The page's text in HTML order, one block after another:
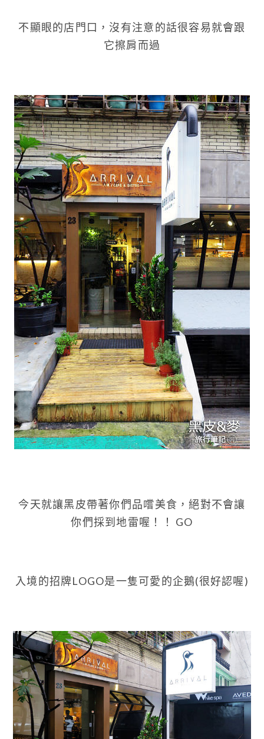
不顯眼的店門口，沒有注意的話很容易就會跟
它擦肩而過
今天就讓黑皮帶著你們品嚐美食，絕對不會讓
你們採到地雷喔！！ GO
入境的招牌LOGO是一隻可愛的企鵝(很好認喔)